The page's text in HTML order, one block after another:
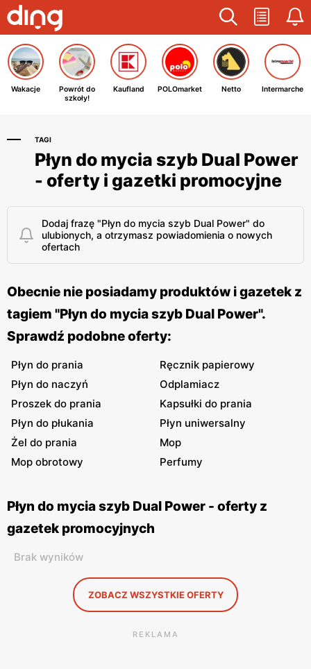
Wakacje
Powrót do
szkoły!
Kaufland POLOmarket Netto Intermarche
TAGI
Płyn do mycia szyb Dual Power
- oferty i gazetki promocyjne
Dodaj frazę "Płyn do mycia szyb Dual Power" do
ulubionych, a otrzymasz powiadomienia o nowych
ofertach
Obecnie nie posiadamy produktów i gazetek z
tagiem "Płyn do mycia szyb Dual Power".
Sprawdź podobne oferty:
Płyn do prania
Ręcznik papierowy
Płyn do naczyń
Odplamiacz
Proszek do prania
Kapsułki do prania
Płyn do płukania
Płyn uniwersalny
Żel do prania
Mop
Mop obrotowy
Perfumy
Płyn do mycia szyb Dual Power - oferty z
gazetek promocyjnych
Brak wyników
ZOBACZ WSZYSTKIE OFERTY
REKLAMA